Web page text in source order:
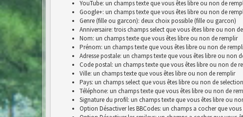
YouTube: un champs texte que vous êtes libre ou non de
Google+: un champs texte que vous êtes libre ou non de
Genre (fille ou garcon): deux choix possible (fille ou garcon)
Anniversaire: trois champs select que vous êtes libre ou non
Nom: un champs texte que vous êtes libre ou non de remplir
Prénom: un champs texte que vous êtes libre ou non de
Adresse postale: un champs texte que vous êtes libre ou non
Code postal: un champs texte que vous êtes libre ou non de
Ville: un champs texte que vous êtes libre ou non de remplir
Pays: un champs select que vous êtes libre ou non de
Téléphone: un champs texte que vous êtes libre ou non de
Signature du profil: un champs texte que vous êtes libre ou
Option Désactiver les BBCodes: un champs a cocher que